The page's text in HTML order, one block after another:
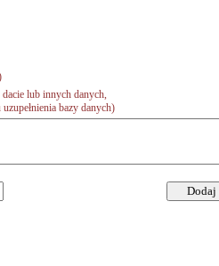
lub innych danych,
bazy danych)